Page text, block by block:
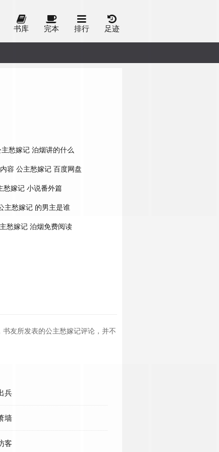
书库 完本 排行 足迹
主愁嫁记 泊烟讲的什么
容 公主愁嫁记 百度网盘
愁嫁记 小说番外篇
主愁嫁记 的男主是谁
愁嫁记 泊烟免费阅读
友所发表的公主愁嫁记评论，并不
兵
墙
客